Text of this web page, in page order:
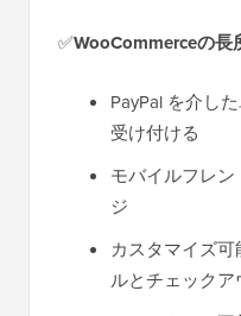
✅WooCommerceの長
PayPal を介し
受け付ける
モバイルフレ
ジ
カスタマイズ可
ルとチェックア